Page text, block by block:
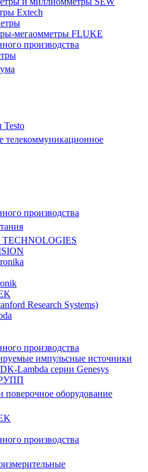
Extech
мегаомметры FLUKE
производства
телекоммуникационное
производства
Research Systems)
производства
импульсные источники
Lambda серии Genesys
поверочное оборудование
производства